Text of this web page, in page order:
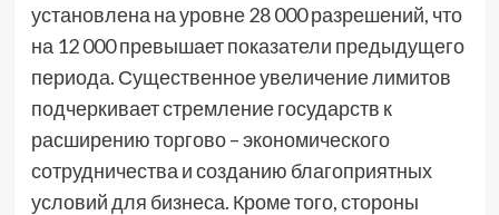
установлена на уровне 28 000 разрешений, что
на 12 000 превышает показатели предыдущего
периода. Существенное увеличение лимитов
подчеркивает стремление государств к
расширению торгово – экономического
сотрудничества и созданию благоприятных
условий для бизнеса. Кроме того, стороны